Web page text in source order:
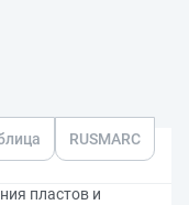
RUSMARC
пластов и